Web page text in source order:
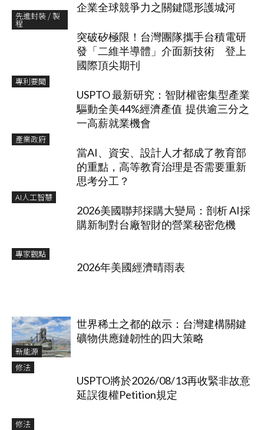
企業全球競爭力之關鍵隱形護城河
先進封裝 / 製
程
突破矽極限！台灣團隊攜手台積電研
發「二維半導體」介面新技術 登上
國際頂尖期刊
專利要聞
USPTO 最新研究：智財權密集型產業
驅動全美44%經濟產值 提供逾三分之
一高薪就業機會
產業政府
當AI、資安、設計人才都成了教育部
的重點，高等教育治理是否需要重新
思考分工？
AI人工智慧
2026美國聯邦採購大變局：剖析 AI採
購新制對台廠智財的營業秘密危機
專家觀點
2026年美國經濟晴雨表
新能源
世界稀土之都的啟示：台灣建構關鍵
礦物供應鏈韌性的四大策略
修法
USPTO將於2026/08/13再收緊非故意
延誤復權Petition規定
修法